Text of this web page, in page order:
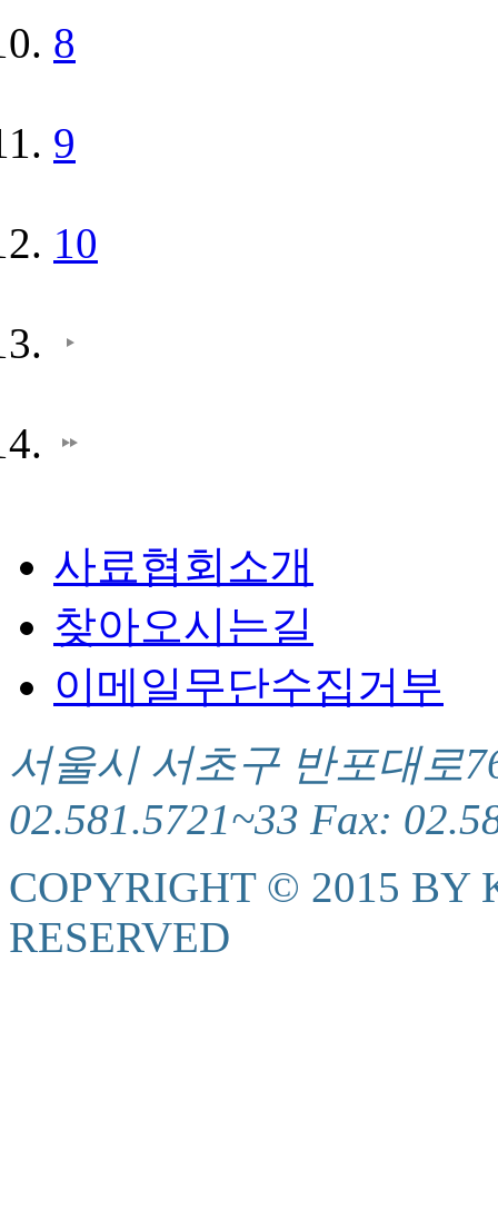
8
9
10
사료협회소개
찾아오시는길
이메일무단수집거부
서울시 서초구 반포대로
02.581.5721~33 Fax:
COPYRIGHT © 2015 BY
RESERVED